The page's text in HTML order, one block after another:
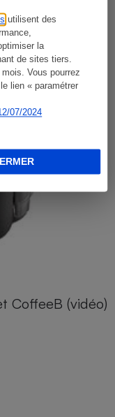
utilisent des
la
de sites tiers.
Vous pourrez
lien « paramétrer
07/2024
CoffeeB (vidéo)